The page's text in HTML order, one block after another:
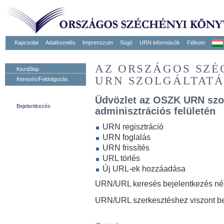
Kapcsolat Adatkezelés Impresszum Súgó URN informácók Fiókom
Kezdőlap
Keresés/Feldolgozás
Bejelentkezés
AZ ORSZÁGOS
URN
Üdvözlet az OSZK URN
adminisztrációs felületén
URN regisztráció
URN foglalás
URN frissítés
URL törlés
Új URL-ek hozzáadása
URN/URL keresés bejelentkezés
URN/URL szerkesztéshez viszont